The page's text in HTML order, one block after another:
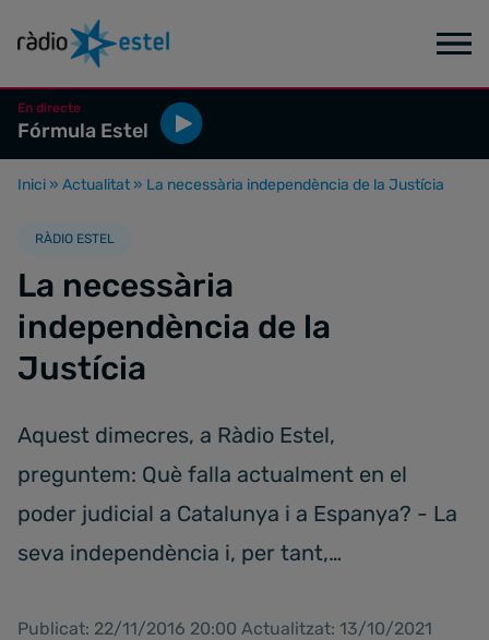
En directe
Fórmula Estel
Inici » Actualitat » La necessària independència de la Justícia
RÀDIO ESTEL
La necessària
independència de la
Justícia
Aquest dimecres, a Ràdio Estel,
preguntem: Què falla actualment en el
poder judicial a Catalunya i a Espanya? - La
seva independència i, per tant,…
Publicat: 22/11/2016 20:00 Actualitzat: 13/10/2021